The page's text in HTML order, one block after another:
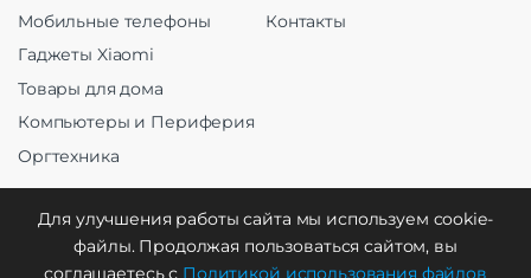
Мобильные телефоны
Гаджеты Xiaomi
Товары для дома
Компьютеры и Периферия
Оргтехника
Контакты
Создание и продвижение
Для улучшения работы сайта мы используем cookie-
файлы. Продолжая пользоваться сайтом, вы
соглашаетесь с Политикой использования файлов